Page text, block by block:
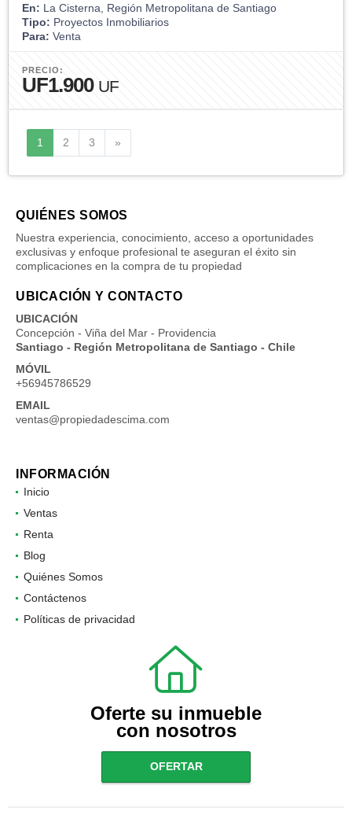
En: La Cisterna, Región Metropolitana de Santiago
Tipo: Proyectos Inmobiliarios
Para: Venta
PRECIO:
UF1.900 UF
1 2 3 »
QUIÉNES SOMOS
Nuestra experiencia, conocimiento, acceso a oportunidades
exclusivas y enfoque profesional te aseguran el éxito sin
complicaciones en la compra de tu propiedad
UBICACIÓN Y CONTACTO
UBICACIÓN
Concepción - Viña del Mar - Providencia
Santiago - Región Metropolitana de Santiago - Chile
MÓVIL
+56945786529
EMAIL
ventas@propiedadescima.com
INFORMACIÓN
Inicio
Ventas
Renta
Blog
Quiénes Somos
Contáctenos
Políticas de privacidad
Oferte su inmueble
con nosotros
OFERTAR